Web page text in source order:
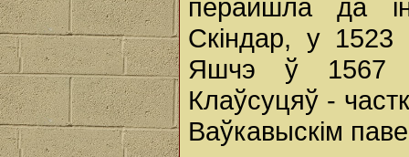
перайшла да
Скіндар, у 1523
Яшчэ ў 1567
Клаўсуцяў -
Ваўкавыскім